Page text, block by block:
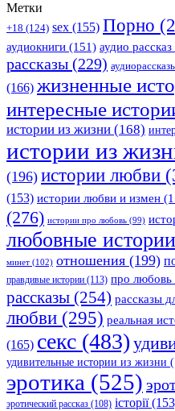
Метки
+18 (124) sex (155) Порно
аудиокниги (151) аудио рассказ
рассказы (229)
(166) жизненные
интересные
истории из жизни (168)
истории из
(196) истории любви
(153) истории любви и измен
(276) истории про любовь (99)
любовные истории
минет (102) отношения (199)
правдивые истории (113) про любовь
рассказы (254) рассказы
любви (295) реальная
(165) секс (483)
удивительные истории из жизни
эротика (525)
эротический рассказ (108) історії